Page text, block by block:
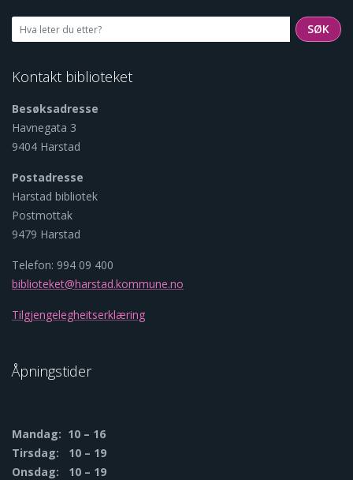
SØK
SØK
Kontakt biblioteket
Besøksadresse
Havnegata 3
9404 Harstad
Postadresse
Harstad bibliotek
Postmottak
9479 Harstad
Telefon: 994 09 400
biblioteket@harstad.kommune.no
Tilgjengelegheitserklæring
Åpningstider
Mandag: 10 – 16
Tirsdag: 10 – 19
Onsdag: 10 – 19